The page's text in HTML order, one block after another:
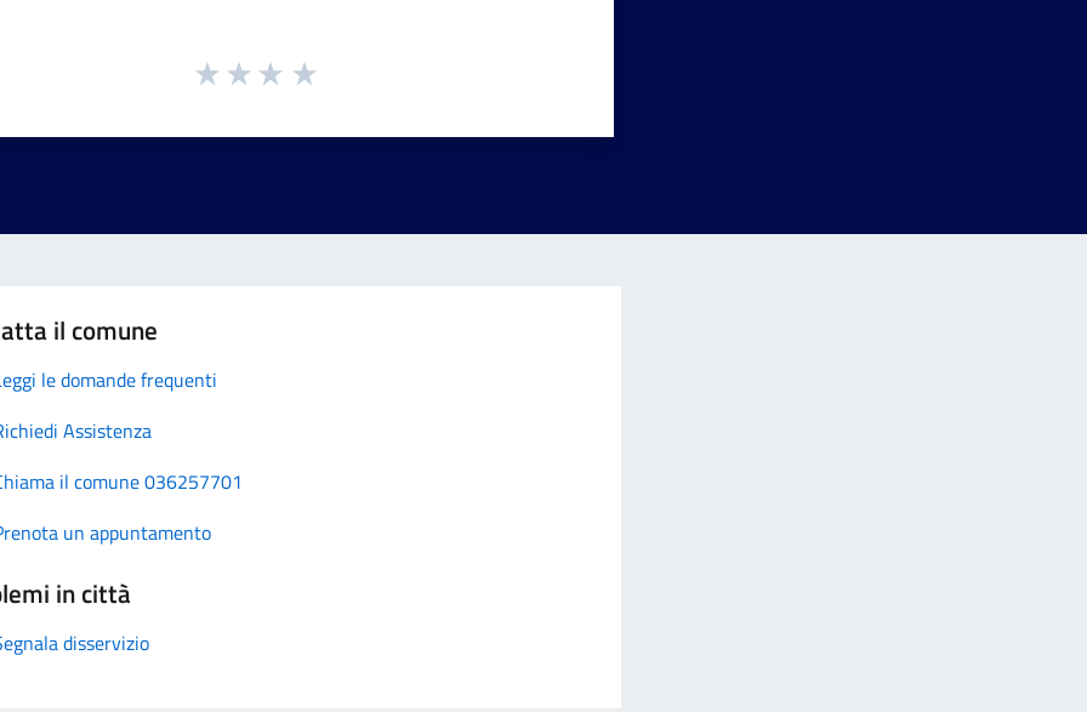
il comune
le domande frequenti
Assistenza
il comune 036257701
un appuntamento
in città
disservizio